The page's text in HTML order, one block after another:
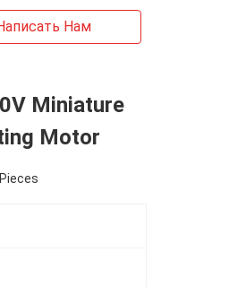
Нам
Miniature
Motor